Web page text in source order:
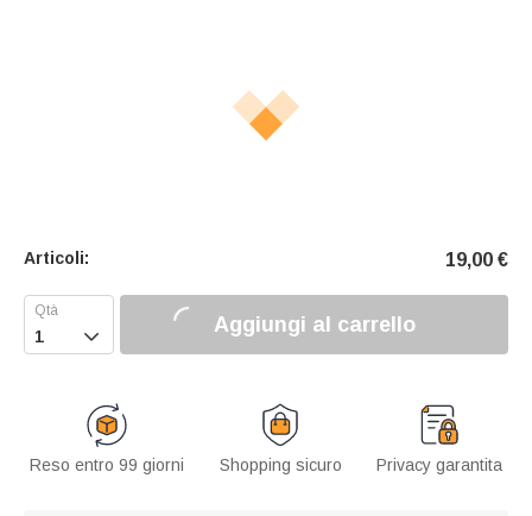
Articoli: 19,00 €
 Aggiungi al carrello
Reso entro 99 giorni Shopping sicuro Privacy garantita